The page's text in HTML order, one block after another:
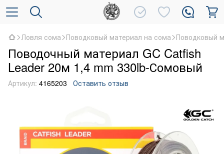
Ловля сома Поводковый материал на сома Поводковый
Поводочный материал GC Catfish
Leader 20м 1,4 mm 330lb-Сомовый
Артикул: 4165203 Оставить отзыв